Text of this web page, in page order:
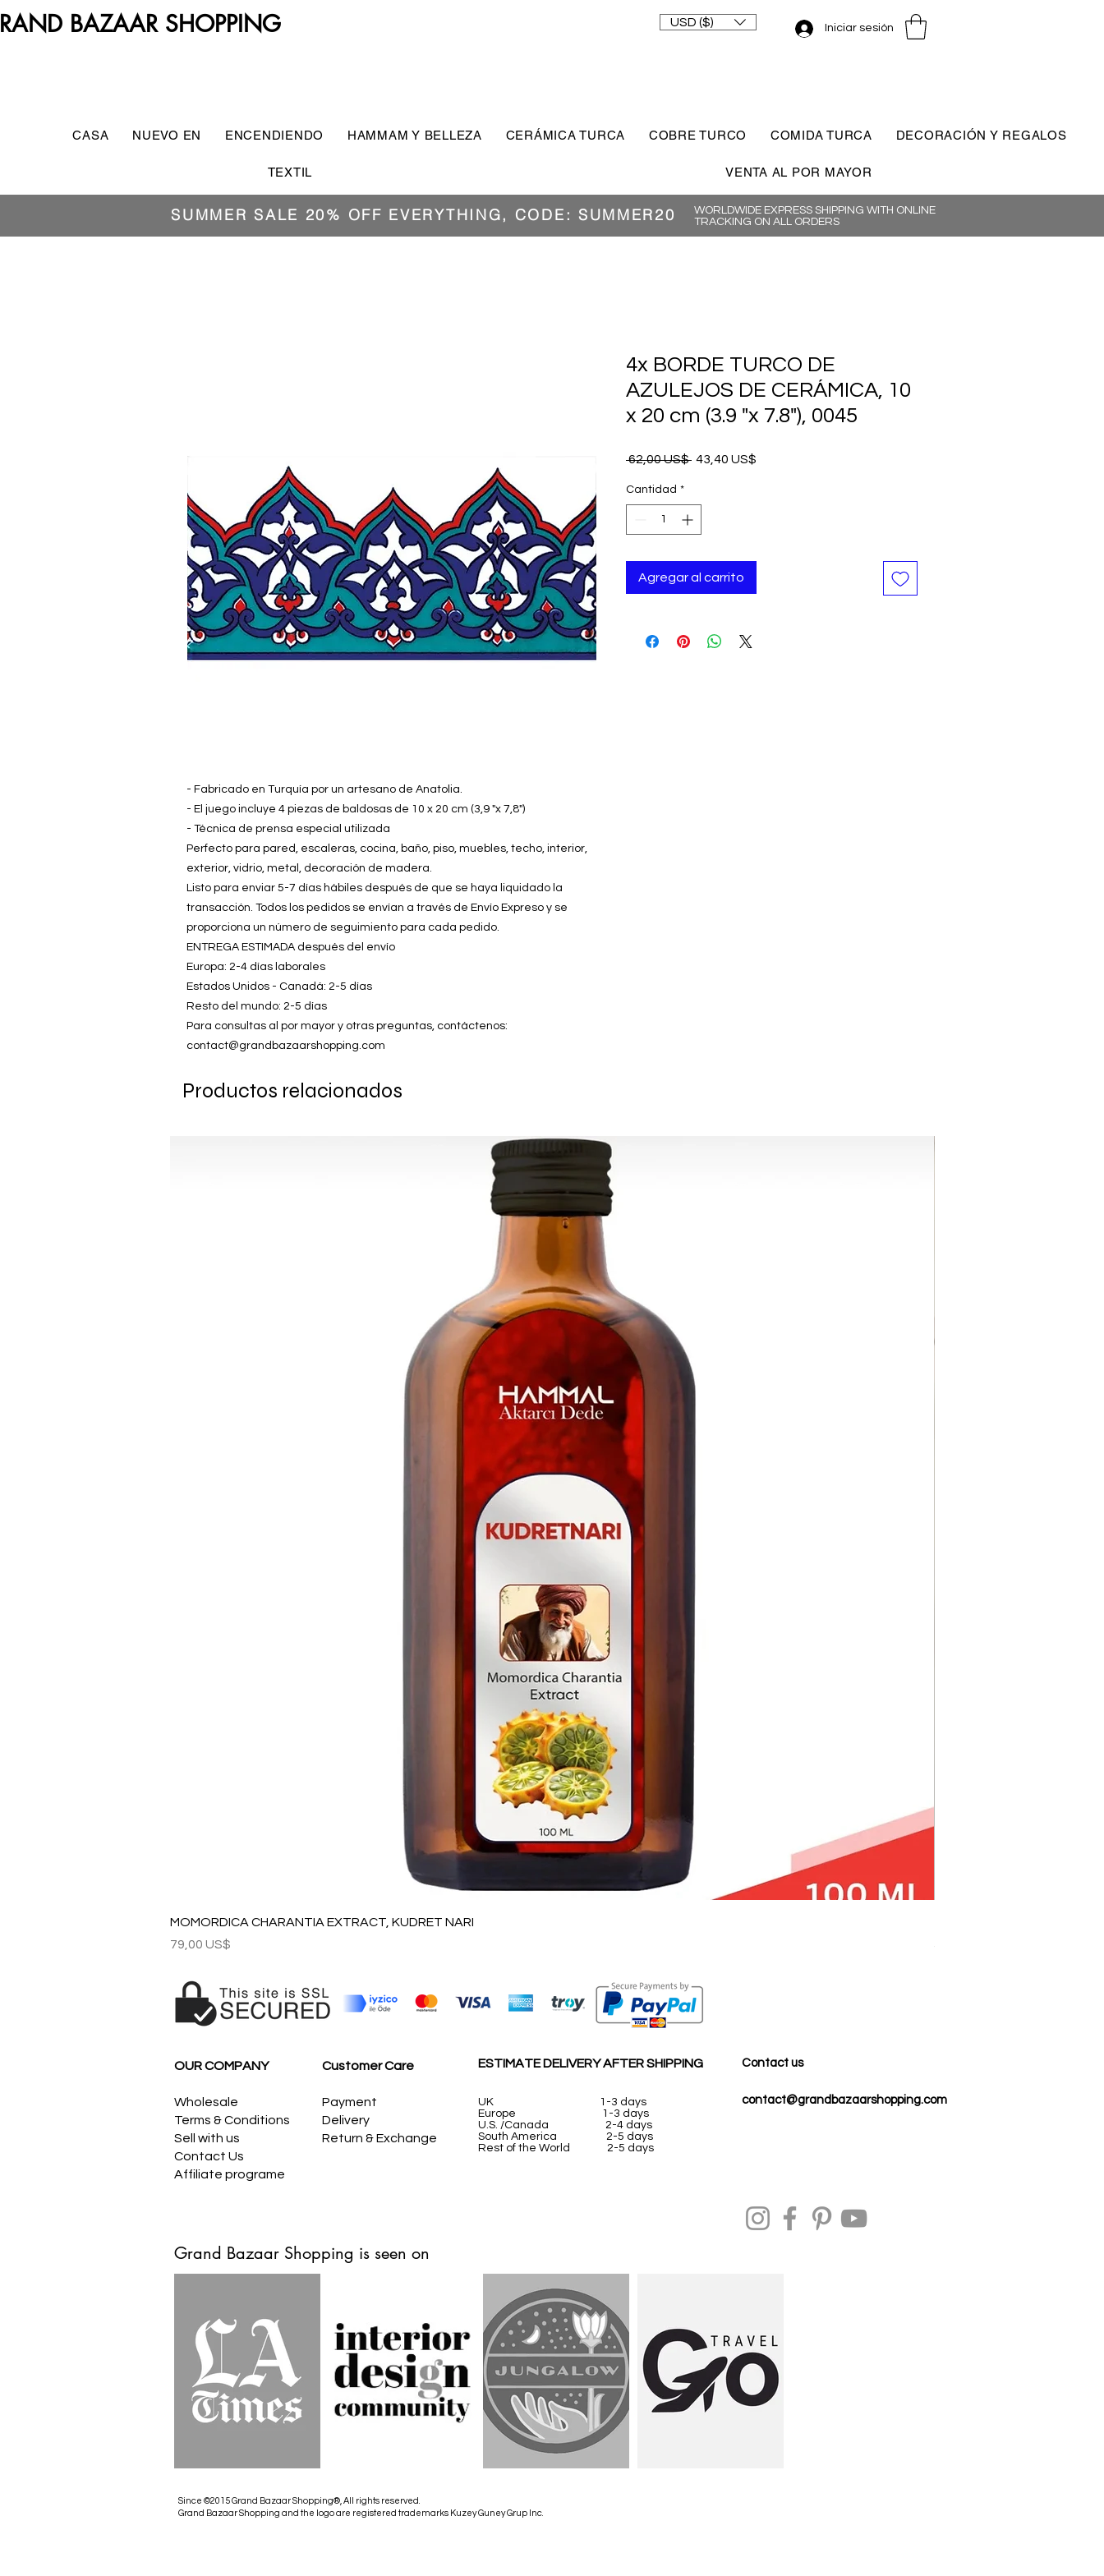
BAZAAR SHOPPING USD ($) Iniciar sesión
CASA NUEVO EN ENCENDIENDO HAMMAM Y BELLEZA CERÁMICA TURCA COBRE TURCO COMIDA TURCA DECORACIÓN Y REGALOS
TEXTIL VENTA AL POR MAYOR
SUMMER SALE 20% OFF EVERYTHING, CODE: SUMMER20
WORLDWIDE EXPRESS SHIPPING WITH ONLINE
TRACKING ON ALL ORDERS
- Fabricado en Turquía por un artesano de Anatolia.
- El juego incluye 4 piezas de baldosas de 10 x 20 cm (3,9 "x 7,8")
- Técnica de prensa especial utilizada
Perfecto para pared, escaleras, cocina, baño, piso, muebles, techo, interior,
exterior, vidrio, metal, decoración de madera.
Listo para enviar 5-7 días hábiles después de que se haya liquidado la
transacción. Todos los pedidos se envían a través de Envío Expreso y se
proporciona un número de seguimiento para cada pedido.
ENTREGA ESTIMADA después del envío
Europa: 2-4 días laborales
Estados Unidos - Canadá: 2-5 días
Resto del mundo: 2-5 días
Para consultas al por mayor y otras preguntas, contáctenos:
contact@grandbazaarshopping.com
4x BORDE TURCO DE
AZULEJOS DE CERÁMICA, 10
x 20 cm (3.9 "x 7.8"), 0045
62,00 US$ Precio
43,40 US$
Cantidad *
Agregar al carrito
Productos relacionados
MOMORDICA CHARANTIA EXTRACT, KUDRET NARI
Precio
79,00 US$
OUR COMPANY
Wholesale
Terms & Conditions
Sell with us
Contact Us
Affiliate programe
Customer Care
Payment
Delivery
Return & Exchange
ESTIMATE DELIVERY AFTER SHIPPING
UK
1-3 days
Europe 1-3 days
U.S. /Canada 2-4 days
South America 2-5 days
Rest of the World 2-5 days
Contact us
contact@grandbazaarshopping.com
Grand Bazaar Shopping is seen on
Since ©2015 Grand Bazaar Shopping®, All rights reserved.
Grand Bazaar Shopping and the logo are registered trademarks Kuzey Guney Grup Inc.